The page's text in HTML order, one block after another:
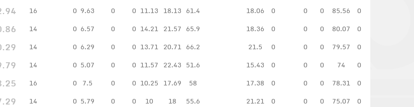
16 0 9.63 0 0 11.13 18.13 61.4 18.06 0 0 0 85.56 0
14 0 6.57 0 0 14.21 21.57 65.9 18.36 0 0 0 80.07 0
14 0 6.29 0 0 13.71 20.71 66.2 21.5 0 0 0 79.57 0
14 0 5.07 0 0 11.57 22.43 51.6 15.43 0 0 0 74 0
16 0 7.5 0 0 10.25 17.69 58 17.38 0 0 0 78.31 0
14 0 5.79 0 0 10 18 55.6 21.21 0 0 0 75.07 0